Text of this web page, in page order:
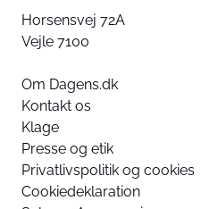
Horsensvej 72A
Vejle 7100
Om Dagens.dk
Kontakt os
Klage
Presse og etik
Privatlivspolitik og cookies
Cookiedeklaration